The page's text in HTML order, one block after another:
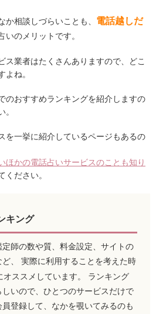
か相談しづらいことも、 電話越しだ
いのメリットです。
ス業者はたくさんありますので、どこ
よね。
のおすすめランキングを紹介しますの
。
を一挙に紹介しているページもあるの
ほかの電話占いサービスのことも知り
ください。
キング
師の数や質、料金設定、サイトの
、 実際に利用することを考えた時
オススメしています。 ランキング
いので、ひとつのサービスだけで
登録して、なかを覗いてみるのも